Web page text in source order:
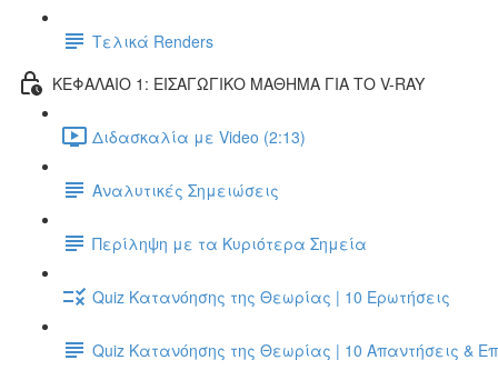
Τελικά Renders
ΚΕΦΑΛΑΙΟ 1: ΕΙΣΑΓΩΓΙΚΟ ΜΑΘΗΜΑ ΓΙΑ ΤΟ V-RAY
Διδασκαλία με Video (2:13)
Αναλυτικές Σημειώσεις
Περίληψη με τα Κυριότερα Σημεία
Quiz Κατανόησης της Θεωρίας | 10 Ερωτήσεις
Quiz Κατανόησης της Θεωρίας | 10 Απαντήσεις &